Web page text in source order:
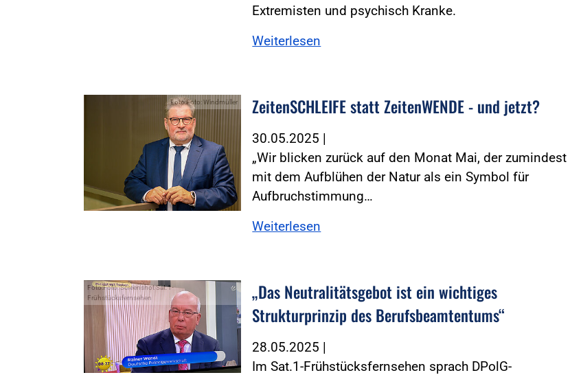
Extremisten und psychisch Kranke.
Weiterlesen
Foto:Foto: Windmüller ZeitenSCHLEIFE statt ZeitenWENDE - und jetzt?
30.05.2025 |
„Wir blicken zurück auf den Monat Mai, der zumindest
mit dem Aufblühen der Natur als ein Symbol für
Aufbruchstimmung…
Weiterlesen
Foto:Foto: Screenshot Sat.1-
Frühstücksfernsehen
„Das Neutralitätsgebot ist ein wichtiges
Strukturprinzip des Berufsbeamtentums“
28.05.2025 |
Im Sat.1-Frühstücksfernsehen sprach DPolG-